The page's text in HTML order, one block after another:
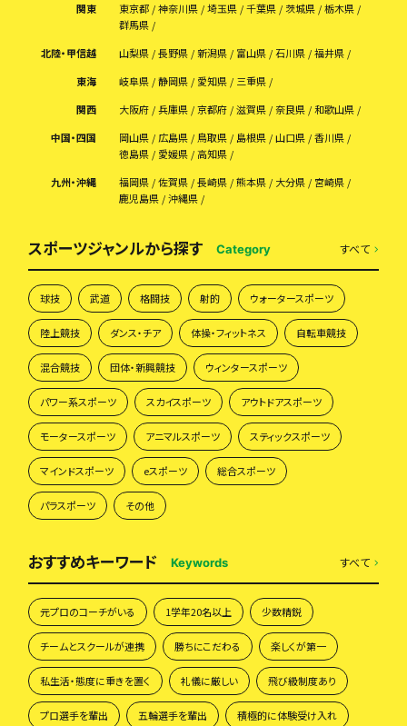
関東
東京都 神奈川県 埼玉県 千葉県 茨城県
栃木県
群馬県
北陸・甲信越
山梨県 長野県 新潟県 富山県 石川県
福井県
東海
岐阜県 静岡県 愛知県
三重県
関西
大阪府 兵庫県 京都府 滋賀県 奈良県
和歌山県
中国・四国
岡山県 広島県 鳥取県 島根県 山口県
香川県
徳島県
愛媛県
高知県
九州・沖縄
福岡県 佐賀県 長崎県 熊本県 大分県
宮崎県
鹿児島県
沖縄県
スポーツジャンルから探す Category すべて
球技 武道 格闘技 射的 ウォータースポーツ
陸上競技 ダンス・チア 体操・フィットネス 自転車競技
混合競技 団体・新興競技 ウィンタースポーツ
パワー系スポーツ スカイスポーツ アウトドアスポーツ
モータースポーツ アニマルスポーツ スティックスポーツ
マインドスポーツ eスポーツ 総合スポーツ
パラスポーツ その他
おすすめキーワード Keywords すべて
元プロのコーチがいる 1学年20名以上 少数精鋭
チームとスクールが連携 勝ちにこだわる 楽しくが第一
私生活・態度に重きを置く 礼儀に厳しい 飛び級制度あり
プロ選手を輩出 五輪選手を輩出 積極的に体験受け入れ